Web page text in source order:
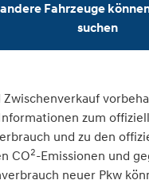
andere Fahrzeuge
suchen
zum
und zu den
CO2-Emissionen und
neuer Pkw